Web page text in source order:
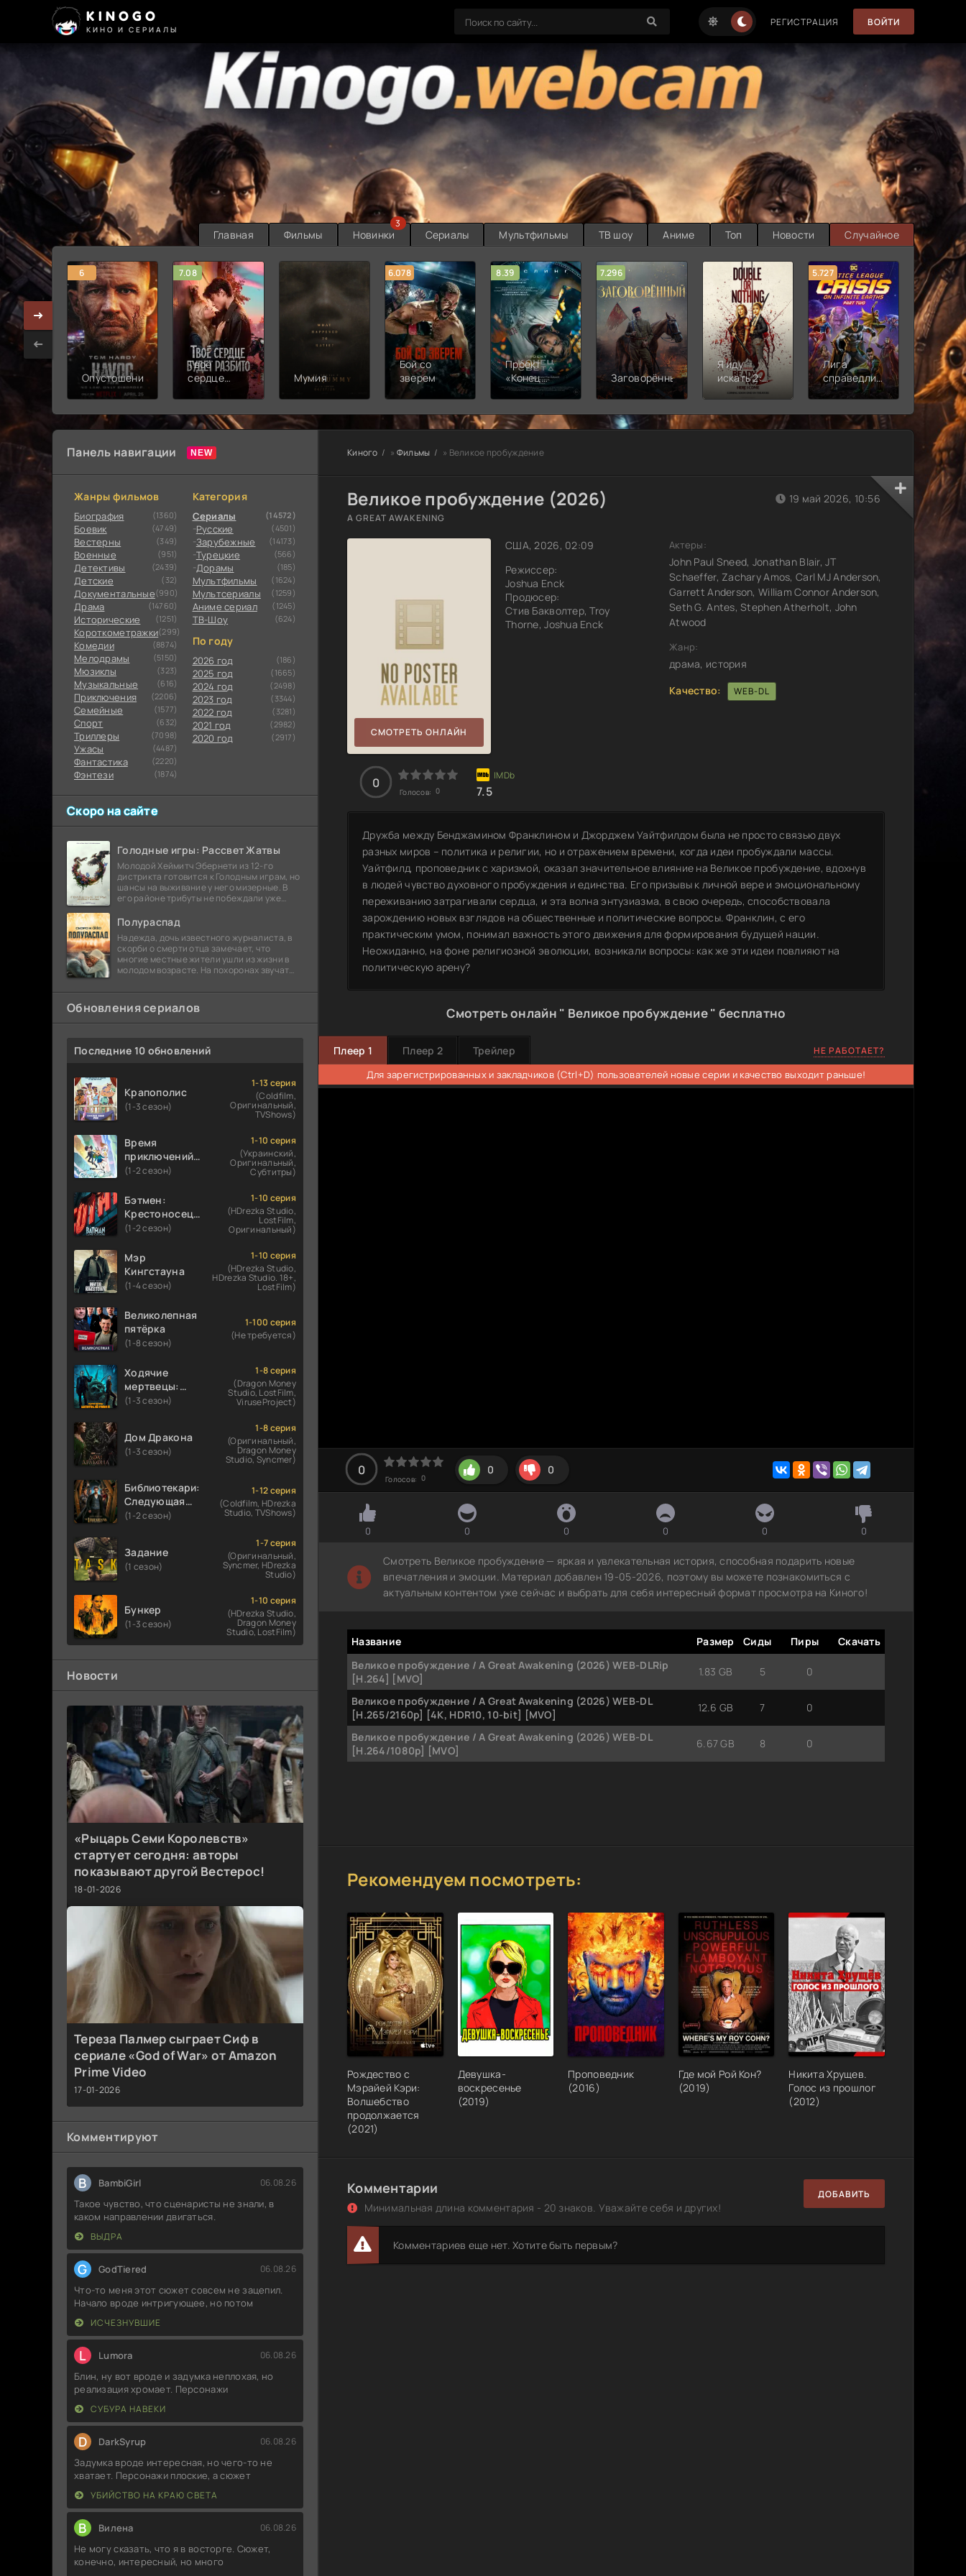
KINOGO
КИНО И СЕРИАЛЫ
РЕГИСТРАЦИЯ ВОЙТИ
Главная Фильмы Новинки
3
Сериалы Мультфильмы ТВ шоу Аниме Топ Новости Случайное
6
Опустошение
7.08
Твоё
сердце
Мумия
6.078
Бой со
зверем
8.39
Проект
«Конец
света»
7.296
Заговорённый
Я иду
искать 2:
Вот и я
5.727
Лига
справедливости:
Кризис на
землях.
Часть 2
8.889
Новая
смена
Панель навигации
Жанры фильмов
Биография (1360)
Боевик (4749)
Вестерны (349)
Военные (951)
Детективы (2439)
Детские (32)
Документальные(990)
Драма (14760)
Исторические (1251)
Короткометражки(299)
Комедии (8874)
Мелодрамы (5150)
Мюзиклы (323)
Музыкальные (616)
Приключения (2206)
Семейные (1577)
Cпорт (632)
Триллеры (7098)
Ужасы (4487)
Фантастика (2220)
Фэнтези (1874)
Категория
Сериалы (14572)
Русские (4501)
Зарубежные (14173)
Турецкие (566)
Дорамы (185)
Мультфильмы (1624)
Мультсериалы (1259)
Аниме сериал (1245)
ТВ-Шоу (624)
По году
2026 год (186)
2025 год (1665)
2024 год (2498)
2023 год (3344)
2022 год (3281)
2021 год (2982)
2020 год (2917)
Скоро на сайте
Голодные игры: Рассвет Жатвы
Молодой Хеймитч Эбернети из 12-го
дистрикта готовится к Голодным играм, но
шансы на выживание у него мизерные. В
его районе трибуты не побеждали уже
безнадежности.
Полураспад
Надежда, дочь известного журналиста, в
скорби о смерти отца замечает, что
многие местные жители ушли из жизни в
молодом возрасте. На похоронах звучат
Обновления сериалов
Последние 10 обновлений
Крапополис
(1-3 сезон)
1-13 серия
(Coldfilm,
Оригинальный,
TVShows)
Время
приключений:
Фионна и Кейк
(1-2 сезон)
1-10 серия
(Украинский,
Оригинальный,
Субтитры)
Бэтмен:
Крестоносец в
плаще
(1-2 сезон)
1-10 серия
(HDrezka Studio,
LostFilm,
Оригинальный)
Мэр
Кингстауна
(1-4 сезон)
1-10 серия
(HDrezka Studio,
HDrezka Studio. 18+,
LostFilm)
Великолепная
пятёрка
(1-8 сезон)
1-100 серия
(Не требуется)
Ходячие
мертвецы:
Мертвый
(1-3 сезон)
1-8 серия
(Dragon Money
Studio, LostFilm,
ViruseProject)
Дом Дракона
(1-3 сезон)
1-8 серия
(Оригинальный,
Dragon Money
Studio, Syncmer)
Библиотекари:
Следующая
глава
(1-2 сезон)
1-12 серия
(Coldfilm, HDrezka
Studio, TVShows)
Задание
(1 сезон)
1-7 серия
(Оригинальный,
Syncmer, HDrezka
Studio)
Бункер
(1-3 сезон)
1-10 серия
(HDrezka Studio,
Dragon Money
Studio, LostFilm)
Новости
«Рыцарь Семи Королевств»
стартует сегодня: авторы
показывают другой Вестерос!
18-01-2026
Тереза Палмер сыграет Сиф в
сериале «God of War» от Amazon
Prime Video
17-01-2026
Комментируют
B BambiGirl 06.08.26
Такое чувство, что сценаристы не знали, в
каком направлении двигаться.
ВЫДРА
G GodTiered 06.08.26
Что-то меня этот сюжет совсем не зацепил.
Начало вроде интригующее, но потом
ИСЧЕЗНУВШИЕ
L Lumora 06.08.26
Блин, ну вот вроде и задумка неплохая, но
реализация хромает. Персонажи
СУБУРА НАВЕКИ
D DarkSyrup 06.08.26
Задумка вроде интересная, но чего-то не
хватает. Персонажи плоские, а сюжет
УБИЙСТВО НА КРАЮ СВЕТА
В Вилена 06.08.26
Не могу сказать, что я в восторге. Сюжет,
конечно, интересный, но много
Киного » Фильмы » Великое пробуждение
Великое пробуждение (2026)
A GREAT AWAKENING
СМОТРЕТЬ ОНЛАЙН
США, 2026, 02:09
Режиссер:
Joshua Enck
Продюсер:
Стив Бакволтер, Troy
Thorne, Joshua Enck
19 май 2026, 10:56
Актеры:
John Paul Sneed, Jonathan Blair, JT
Schaeffer, Zachary Amos, Carl MJ Anderson,
Garrett Anderson, William Connor Anderson,
Seth G. Antes, Stephen Atherholt, John
Atwood
Жанр:
драма, история
Качество:
WEB-DL
0
Голосов: 0 7.5
Дружба между Бенджамином Франклином и Джорджем Уайтфилдом была не просто связью двух
разных миров – политика и религии, но и отражением времени, когда идеи пробуждали массы.
Уайтфилд, проповедник с харизмой, оказал значительное влияние на Великое пробуждение, вдохнув
в людей чувство духовного пробуждения и единства. Его призывы к личной вере и эмоциональному
переживанию затрагивали сердца, и эта волна энтузиазма, в свою очередь, способствовала
зарождению новых взглядов на общественные и политические вопросы. Франклин, с его
практическим умом, понимал важность этого движения для формирования будущей нации.
Неожиданно, на фоне религиозной эволюции, возникали вопросы: как же эти идеи повлияют на
политическую арену?
Смотреть онлайн " Великое пробуждение " бесплатно
Плеер 1 Плеер 2 Трейлер НЕ РАБОТАЕТ?
Для зарегистрированных и закладчиков (Ctrl+D) пользователей новые серии и качество выходит раньше!
0
Голосов: 0
0 0
0 0 0 0 0 0
Смотреть Великое пробуждение — яркая и увлекательная история, способная подарить новые
впечатления и эмоции. Материал добавлен 19-05-2026, поэтому вы можете познакомиться с
актуальным контентом уже сейчас и выбрать для себя интересный формат просмотра на Киного!
Название Размер Сиды Пиры
Скачать
Великое пробуждение / A Great Awakening (2026) WEB-DLRip
[H.264] [MVO]
1.83 GB 5 0
Великое пробуждение / A Great Awakening (2026) WEB-DL
[H.265/2160p] [4K, HDR10, 10-bit] [MVO]
12.6 GB 7 0
Великое пробуждение / A Great Awakening (2026) WEB-DL
[H.264/1080p] [MVO]
6.67 GB 8 0
Рекомендуем посмотреть:
Рождество с
Мэрайей Кэри:
Волшебство
продолжается
(2021)
Девушка-
воскресенье
(2019)
Проповедник
(2016)
Где мой Рой Кон?
(2019)
Никита Хрущев.
Голос из прошлог
(2012)
Комментарии
Минимальная длина комментария - 20 знаков. Уважайте себя и других!
ДОБАВИТЬ
Комментариев еще нет. Хотите быть первым?